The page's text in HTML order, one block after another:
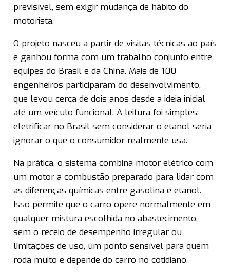
previsível, sem exigir mudança de hábito do
motorista.
O projeto nasceu a partir de visitas técnicas ao país
e ganhou forma com um trabalho conjunto entre
equipes do Brasil e da China. Mais de 100
engenheiros participaram do desenvolvimento,
que levou cerca de dois anos desde a ideia inicial
até um veículo funcional. A leitura foi simples:
eletrificar no Brasil sem considerar o etanol seria
ignorar o que o consumidor realmente usa.
Na prática, o sistema combina motor elétrico com
um motor a combustão preparado para lidar com
as diferenças químicas entre gasolina e etanol.
Isso permite que o carro opere normalmente em
qualquer mistura escolhida no abastecimento,
sem o receio de desempenho irregular ou
limitações de uso, um ponto sensível para quem
roda muito e depende do carro no cotidiano.